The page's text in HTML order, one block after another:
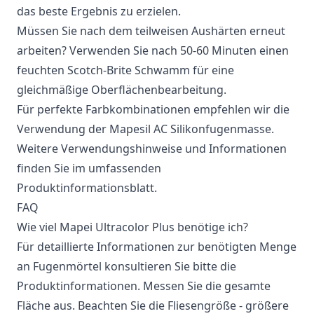
das beste Ergebnis zu erzielen.
Müssen Sie nach dem teilweisen Aushärten erneut
arbeiten? Verwenden Sie nach 50-60 Minuten einen
feuchten Scotch-Brite Schwamm für eine
gleichmäßige Oberflächenbearbeitung.
Für perfekte Farbkombinationen empfehlen wir die
Verwendung der Mapesil AC Silikonfugenmasse.
Weitere Verwendungshinweise und Informationen
finden Sie im umfassenden
Produktinformationsblatt.
FAQ
Wie viel Mapei Ultracolor Plus benötige ich?
Für detaillierte Informationen zur benötigten Menge
an Fugenmörtel konsultieren Sie bitte die
Produktinformationen. Messen Sie die gesamte
Fläche aus. Beachten Sie die Fliesengröße - größere